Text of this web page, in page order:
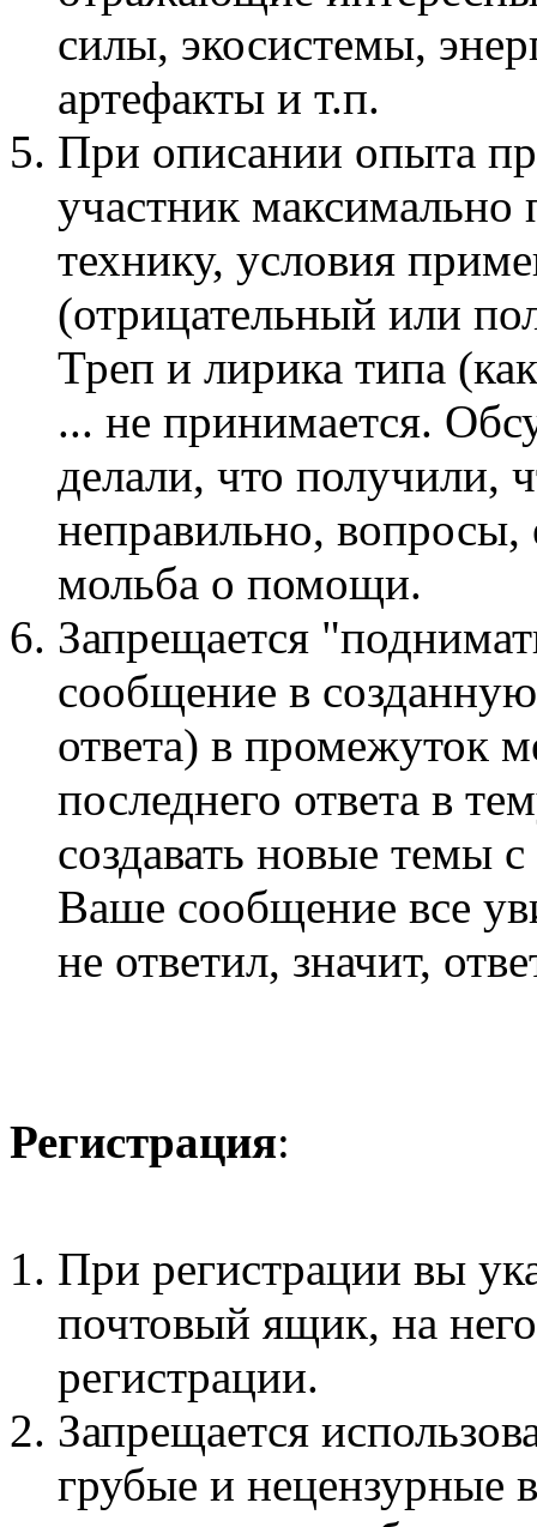
силы, экосистемы,
артефакты и т.п.
При описании опыта
участник максимально
технику, условия
(отрицательный или
Треп и лирика типа
... не принимается.
делали, что получили,
неправильно, вопросы,
мольба о помощи.
Запрещается
сообщение в
ответа) в промежуток
последнего ответа в
создавать новые темы
Ваше сообщение все
не ответил, значит,
Регистрация:
При регистрации вы
почтовый ящик, на
регистрации.
Запрещается
грубые и нецензурные